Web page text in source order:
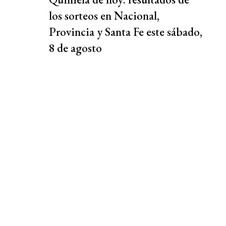
los sorteos en Nacional,
Provincia y Santa Fe este sábado,
8 de agosto